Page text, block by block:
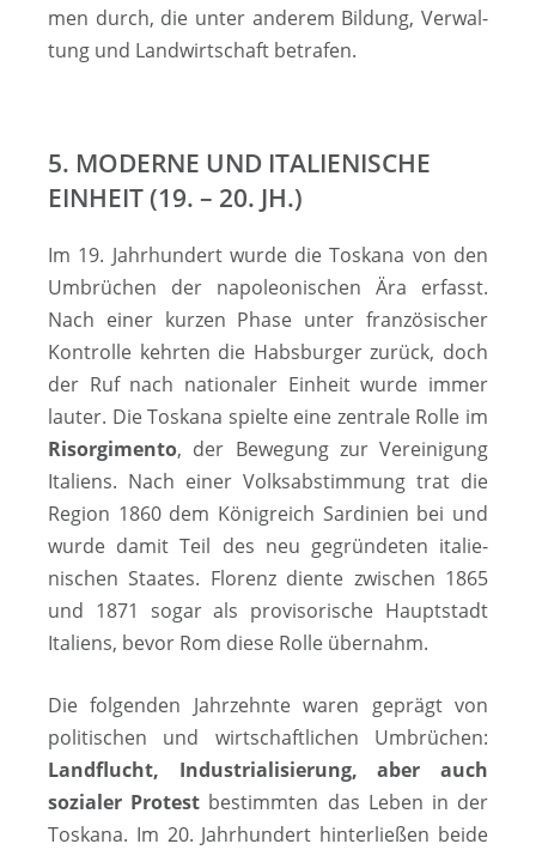
men durch, die unter anderem Bil­dung, Ver­wal­
tung und Land­wirt­schaft betrafen.
5. MODERNE UND ITALIENISCHE
EINHEIT (19. – 20. JH.)
Im 19. Jahrhundert wurde die Toskana von den
Umbrüchen der napoleonischen Ära erfasst.
Nach einer kurzen Phase unter französischer
Kontrolle kehrten die Habsburger zurück, doch
der Ruf nach nationaler Einheit wurde immer
lauter. Die Toskana spielte eine zentrale Rolle im
Risorgimento, der Bewegung zur Ver­ei­ni­gung
Italiens. Nach einer Volks­ab­stim­mung trat die
Region 1860 dem Kö­nig­reich Sar­di­nien bei und
wurde damit Teil des neu gegründeten ital­ie­
nisch­en Staates. Florenz diente zwischen 1865
und 1871 sogar als provisorische Hauptstadt
Italiens, bevor Rom diese Rolle übernahm.
Die fol­gen­den Jahr­zehn­te waren ge­prägt von
politischen und wirtschaftlichen Umbrüchen:
Landflucht, In­dus­tria­li­sie­rung, aber auch
sozialer Protest bestimmten das Leben in der
Toskana. Im 20. Jahrhundert hinterließen beide